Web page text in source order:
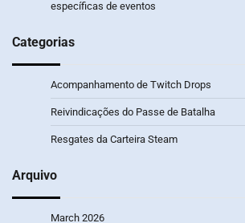
específicas de eventos
Categorias
Acompanhamento de Twitch Drops
Reivindicações do Passe de Batalha
Resgates da Carteira Steam
Arquivo
March 2026